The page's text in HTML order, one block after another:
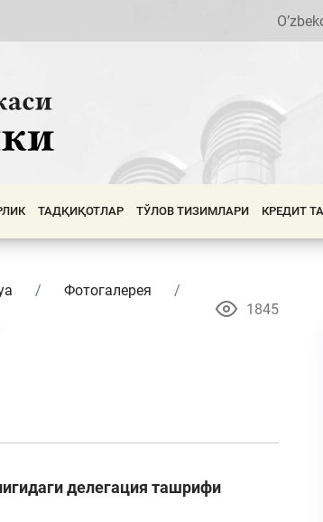
ТАДҚИҚОТЛАР ТЎЛОВ ТИЗИМЛАРИ КРЕДИТ
Фотогалерея
1845
делегация ташрифи